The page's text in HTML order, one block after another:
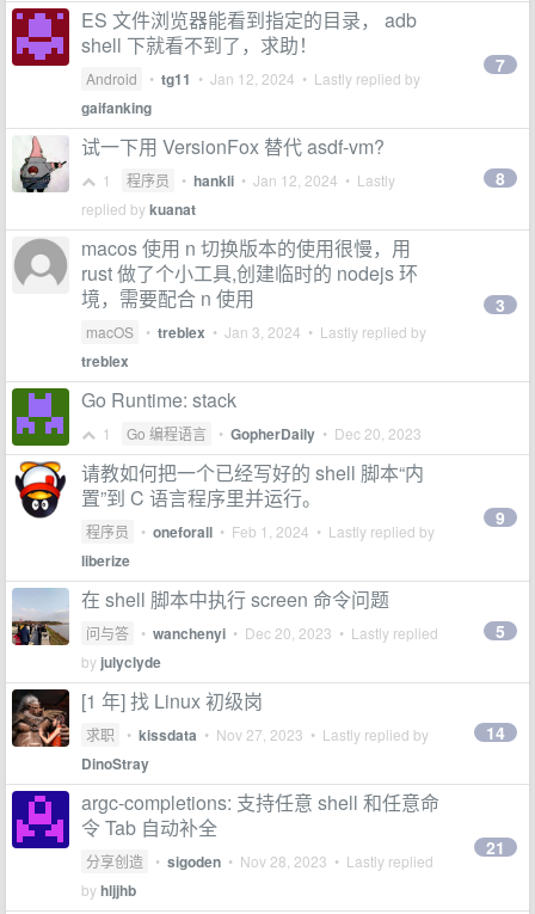
ES 文件浏览器能看到指定的目录， adb
shell 下就看不到了，求助！
Android • tg11 • Jan 12, 2024 • Lastly replied by
gaifanking
7
试一下用 VersionFox 替代 asdf-vm?
1 程序员 • hankli • Jan 12, 2024 • Lastly
replied bykuanat
8
macos 使用 n 切换版本的使用很慢，用
rust 做了个小工具,创建临时的 nodejs 环
境，需要配合 n 使用
macOS • treblex • Jan 3, 2024 • Lastly replied by
treblex
3
Go Runtime: stack
1 Go 编程语言 • GopherDaily • Dec 20, 2023
请教如何把一个已经写好的 shell 脚本“内
置”到 C 语言程序里并运行。
程序员 • oneforall • Feb 1, 2024 • Lastly replied by
liberize
9
在 shell 脚本中执行 screen 命令问题
问与答 • wanchenyi • Dec 20, 2023 • Lastly replied
by julyclyde
5
[1 年] 找 Linux 初级岗
求职 • kissdata • Nov 27, 2023 • Lastly replied by
DinoStray
14
argc-completions: 支持任意 shell 和任意命
令 Tab 自动补全
分享创造 • sigoden • Nov 28, 2023 • Lastly replied
byhljjhb
21